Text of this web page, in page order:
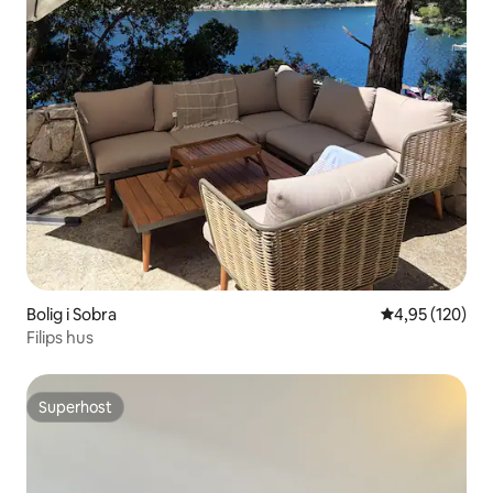
Bolig i Sobra 4,95 ud af 5 i
4,95 (120)
Filips hus
Superhost
Superhost